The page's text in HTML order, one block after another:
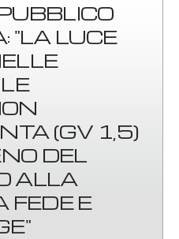
"LA LUCE
(GV 1,5)
DEL
ALLA
FEDE E